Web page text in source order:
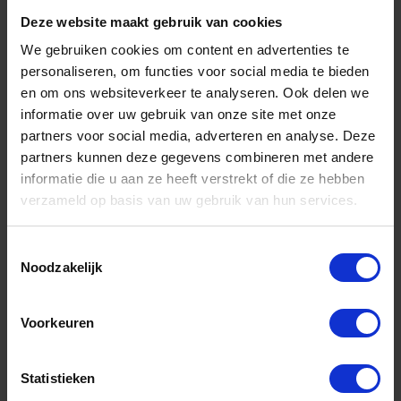
Deze website maakt gebruik van cookies
We gebruiken cookies om content en advertenties te
personaliseren, om functies voor social media te bieden
en om ons websiteverkeer te analyseren. Ook delen we
informatie over uw gebruik van onze site met onze
partners voor social media, adverteren en analyse. Deze
partners kunnen deze gegevens combineren met andere
informatie die u aan ze heeft verstrekt of die ze hebben
verzameld op basis van uw gebruik van hun services.
Noodzakelijk
Voorkeuren
Statistieken